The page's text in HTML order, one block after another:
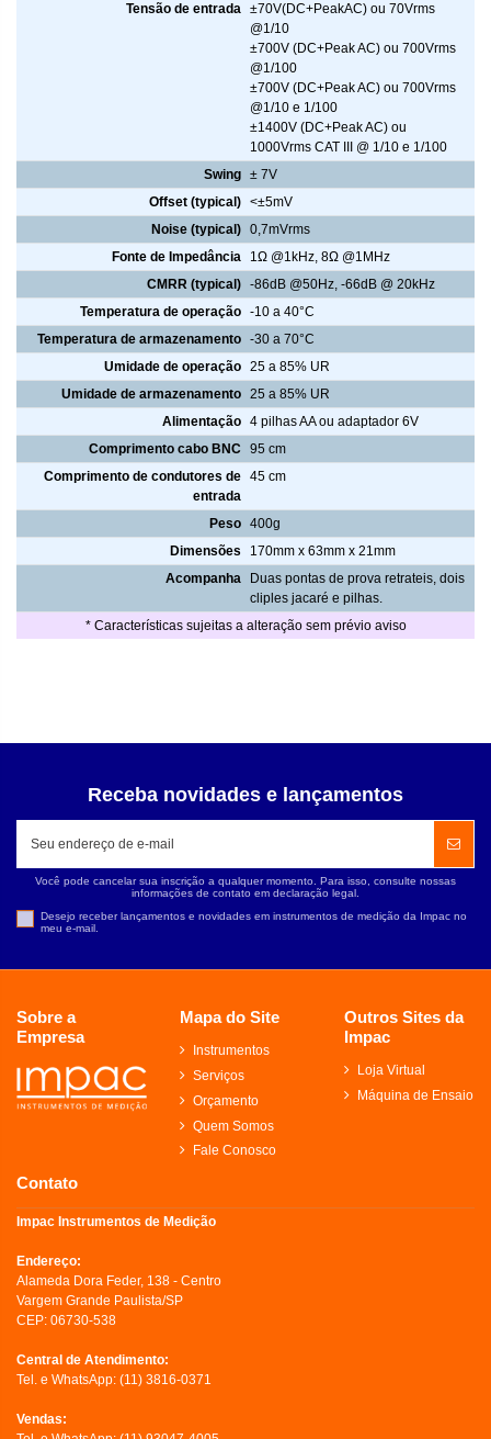
Tensão de entrada ±70V(DC+PeakAC) ou 70Vrms
@1/10
±700V (DC+Peak AC) ou 700Vrms
@1/100
±700V (DC+Peak AC) ou 700Vrms
@1/10 e 1/100
±1400V (DC+Peak AC) ou
1000Vrms CAT III @ 1/10 e 1/100
Swing ± 7V
Offset (typical) <±5mV
Noise (typical) 0,7mVrms
Fonte de Impedância
1Ω @1kHz, 8Ω @1MHz
CMRR (typical) -86dB @50Hz, -66dB @ 20kHz
Temperatura de operação -10 a 40°C
Temperatura de armazenamento -30 a 70°C
Umidade de operação 25 a 85% UR
Umidade de armazenamento 25 a 85% UR
Alimentação 4 pilhas AA ou adaptador 6V
Comprimento cabo BNC 95 cm
Comprimento de condutores de
entrada
45 cm
Peso 400g
Dimensões
170mm x 63mm x 21mm
Acompanha
Duas pontas de prova retrateis, dois
cliples jacaré e pilhas.
* Características sujeitas a alteração sem prévio aviso
Receba novidades e lançamentos
Você pode cancelar sua inscrição a qualquer momento. Para isso, consulte nossas
informações de contato em declaração legal.
Desejo receber lançamentos e novidades em instrumentos de medição da Impac no
meu e-mail.
Sobre a
Empresa
Mapa do Site
Instrumentos
Serviços
Orçamento
Quem Somos
Fale Conosco
Outros Sites da
Impac
Loja Virtual
Máquina de Ensaio
Contato
Impac Instrumentos de Medição
Endereço:
Alameda Dora Feder, 138 - Centro
Vargem Grande Paulista/SP
CEP: 06730-538
Central de Atendimento:
Tel. e WhatsApp: (11) 3816-0371
Vendas: